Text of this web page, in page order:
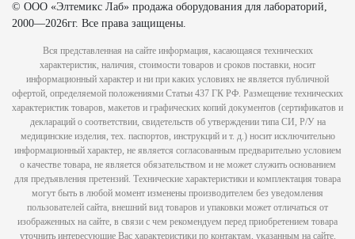
© ООО «Элтемикс Лаб» продажа оборудования для лабораторий,
2000—2026гг. Все права защищены.
Вся представленная на сайте информация, касающаяся технических
характеристик, наличия, стоимости товаров и сроков поставки, носит
информационный характер и ни при каких условиях не является публичной
офертой, определяемой положениями Статьи 437 ГК РФ. Размещение технических
характеристик товаров, макетов и графических копий документов (сертификатов и
деклараций о соответствии, свидетельств об утверждении типа СИ, Р/У на
медицинские изделия, тех. паспортов, инструкций и т. д.) носит исключительно
информационный характер, не является согласованным предварительно условием
о качестве товара, не является обязательством и не может служить основанием
для предъявления претензий. Технические характеристики и комплектация товара
могут быть в любой момент изменены производителем без уведомления
пользователей сайта, внешний вид товаров и упаковки может отличаться от
изображенных на сайте, в связи с чем рекомендуем перед приобретением товара
уточнить интересующие Вас характеристики по контактам, указанным на сайте.